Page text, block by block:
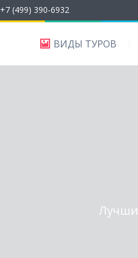
+7 (499) 390-6932
ВИДЫ ТУРОВ